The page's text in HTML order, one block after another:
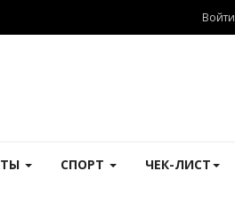
Войти
СПОРТ ЧЕК-ЛИСТ